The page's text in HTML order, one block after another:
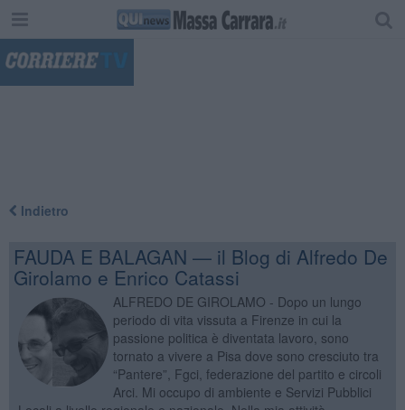
Indietro
FAUDA E BALAGAN — il Blog di Alfredo De
Girolamo e Enrico Catassi
ALFREDO DE GIROLAMO - Dopo un lungo
periodo di vita vissuta a Firenze in cui la
passione politica è diventata lavoro, sono
tornato a vivere a Pisa dove sono cresciuto tra
“Pantere”, Fgci, federazione del partito e circoli
Arci. Mi occupo di ambiente e Servizi Pubblici